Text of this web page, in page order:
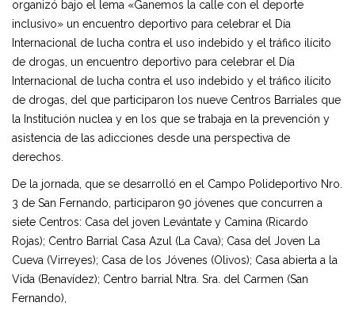
organizó bajo el lema «Ganemos la calle con el deporte
inclusivo» un encuentro deportivo para celebrar el Día
Internacional de lucha contra el uso indebido y el tráfico ilícito
de drogas, un encuentro deportivo para celebrar el Día
Internacional de lucha contra el uso indebido y el tráfico ilícito
de drogas, del que participaron los nueve Centros Barriales que
la Institución nuclea y en los que se trabaja en la prevención y
asistencia de las adicciones desde una perspectiva de
derechos.
De la jornada, que se desarrolló en el Campo Polideportivo Nro.
3 de San Fernando, participaron 90 jóvenes que concurren a
siete Centros: Casa del joven Levántate y Camina (Ricardo
Rojas); Centro Barrial Casa Azul (La Cava); Casa del Joven La
Cueva (Virreyes); Casa de los Jóvenes (Olivos); Casa abierta a la
Vida (Benavídez); Centro barrial Ntra. Sra. del Carmen (San
Fernando),